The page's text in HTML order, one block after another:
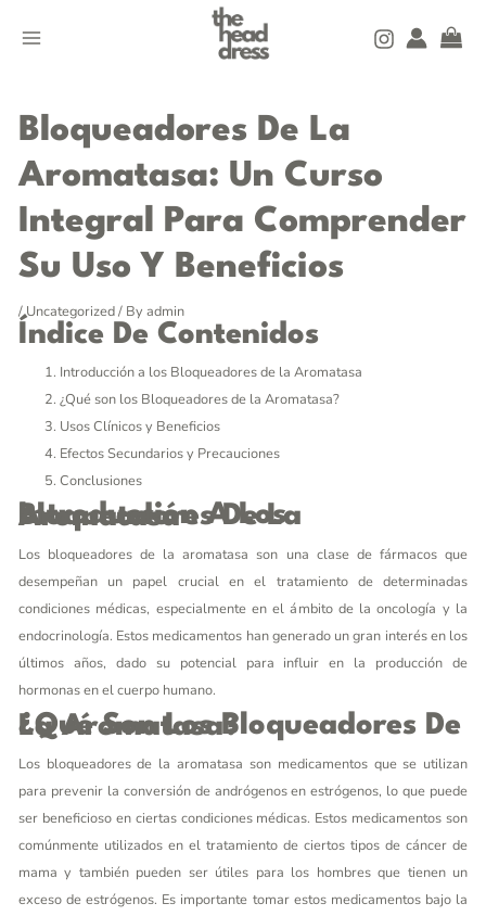
MENU
Bloqueadores De La
Aromatasa: Un Curso
Integral Para Comprender
Su Uso Y Beneficios
/Uncategorized/ By admin
Índice De Contenidos
Introducción a los Bloqueadores de la Aromatasa
¿Qué son los Bloqueadores de la Aromatasa?
Usos Clínicos y Beneficios
Efectos Secundarios y Precauciones
Conclusiones
Introducción A Los Bloqueadores De La Aromatasa
Los bloqueadores de la aromatasa son una clase de fármacos que
desempeñan un papel crucial en el tratamiento de determinadas
condiciones médicas, especialmente en el ámbito de la oncología y la
endocrinología. Estos medicamentos han generado un gran interés en los
últimos años, dado su potencial para influir en la producción de
hormonas en el cuerpo humano.
¿Qué Son Los Bloqueadores De La Aromatasa?
Los bloqueadores de la aromatasa son medicamentos que se utilizan
para prevenir la conversión de andrógenos en estrógenos, lo que puede
ser beneficioso en ciertas condiciones médicas. Estos medicamentos son
comúnmente utilizados en el tratamiento de ciertos tipos de cáncer de
mama y también pueden ser útiles para los hombres que tienen un
exceso de estrógenos. Es importante tomar estos medicamentos bajo la
navigation